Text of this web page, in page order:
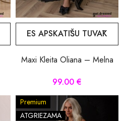
ES APSKATĪŠU TUVĀK
Maxi Kleita Oliana – Melna
99.00 €
Premium
ATGRIEZAMA